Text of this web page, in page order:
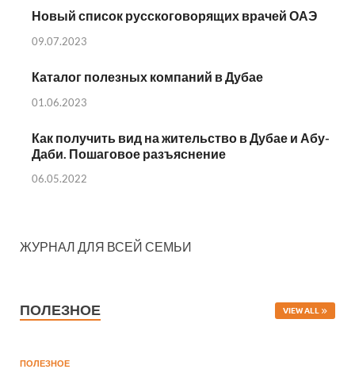
Новый список русскоговорящих врачей ОАЭ
09.07.2023
Каталог полезных компаний в Дубае
01.06.2023
Как получить вид на жительство в Дубае и Абу-
Даби. Пошаговое разъяснение
06.05.2022
ЖУРНАЛ ДЛЯ ВСЕЙ СЕМЬИ
ПОЛЕЗНОЕ VIEW ALL
ПОЛЕЗНОЕ